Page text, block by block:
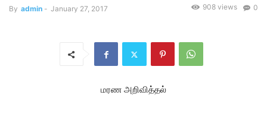
By admin - January 27, 2017 0
908 views
மரண அறிவித்தல்